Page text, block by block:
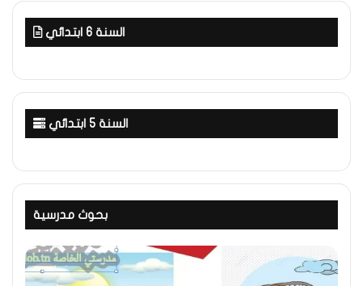
السنة 6 ابتدائي
السنة 5 ابتدائي
بحوث مدرسية